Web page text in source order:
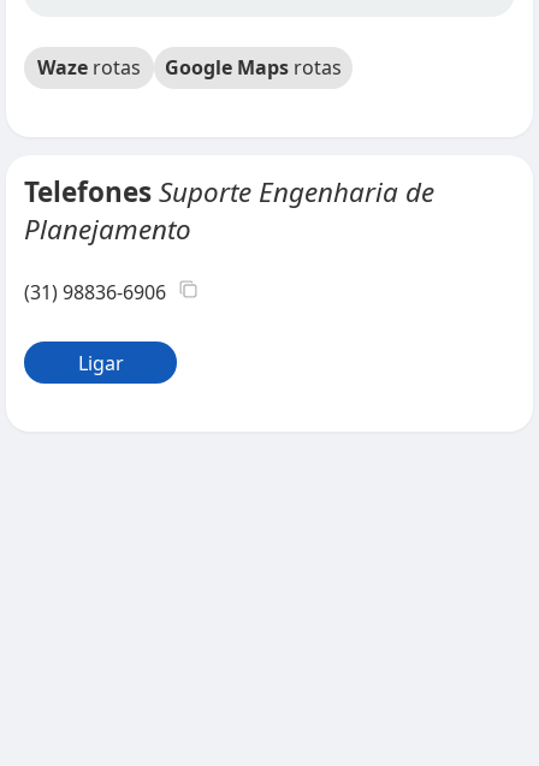
Waze rotas Google Maps rotas
TelefonesSuporte Engenharia de
Planejamento
(31) 98836-6906
Ligar